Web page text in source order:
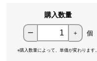
購入数量
ー ＋ 個
※購入数量によって、 単価が変わります。